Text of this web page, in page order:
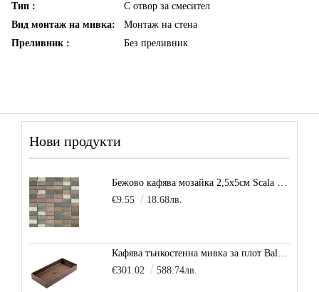
Тип :
С отвор за смесител
Вид монтаж на мивка:
Монтаж на стена
Преливник :
Без преливник
Нови продукти
Бежово кафява мозайка 2,5х5см Scala Beige
€9.55
18.68лв.
Кафява тънкостенна мивка за плот Balance, цвят - карамел
€301.02
588.74лв.